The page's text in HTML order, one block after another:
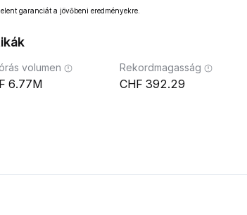
garanciát a jövőbeni eredményekre.
volumen
6.77M
Rekordmagasság
392.29